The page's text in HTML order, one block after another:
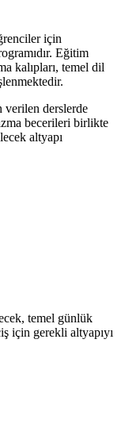
için
Eğitim
kalıpları, temel dil
verilen derslerde
becerileri birlikte
altyapı
temel günlük
için gerekli altyapıyı